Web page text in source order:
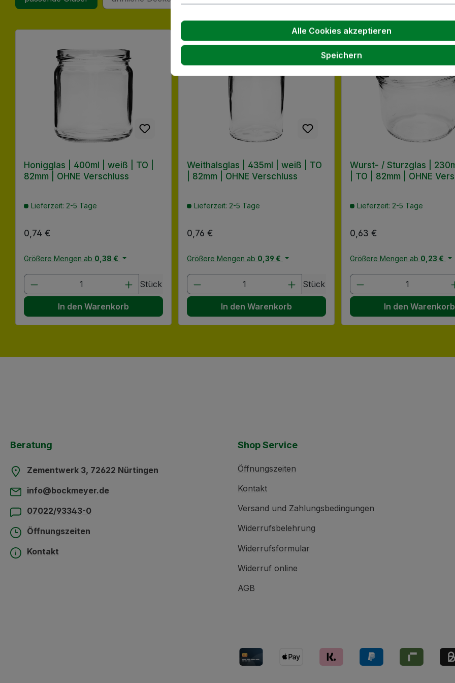
Produktgalerie überspringen
Honigglas | 400ml | weiß | TO |
82mm | OHNE Verschluss
Lieferzeit: 2-5 Tage
Regulärer Preis:
0,74 €
Größere Mengen ab 0,38 €
Produkt Anzahl: Gib den gewünschten Wert ein oder benutze die
Stück
In den Warenkorb
Weithalsglas | 435ml | weiß | TO
| 82mm | OHNE Verschluss
Lieferzeit: 2-5 Tage
Regulärer Preis:
0,76 €
Größere Mengen ab 0,39 €
Produkt Anzahl: Gib den gewünschten Wert
Stück
In den Warenkorb
Wurst- / Sturzglas |
| TO | 82mm | OHNE
Lieferzeit: 2-5 Tage
Regulärer Preis:
0,63 €
Größere Mengen ab 0,23 €
Produkt Anzahl:
In den Warenkorb
Beratung
Zementwerk 3, 72622 Nürtingen
info@bockmeyer.de
07022/93343-0
Öffnungszeiten
Kontakt
Shop Service
Öffnungszeiten
Kontakt
Versand und Zahlungsbedingungen
Widerrufsbelehrung
Widerrufsformular
Widerruf online
AGB
Alle Cookies akzeptieren
Speichern